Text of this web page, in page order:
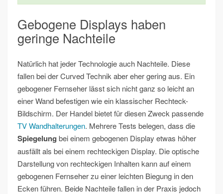
Gebogene Displays haben
geringe Nachteile
Natürlich hat jeder Technologie auch Nachteile. Diese
fallen bei der Curved Technik aber eher gering aus. Ein
gebogener Fernseher lässt sich nicht ganz so leicht an
einer Wand befestigen wie ein klassischer Rechteck-
Bildschirm. Der Handel bietet für diesen Zweck passende
TV Wandhalterungen. Mehrere Tests belegen, dass die
Spiegelung bei einem gebogenen Display etwas höher
ausfällt als bei einem rechteckigen Display. Die optische
Darstellung von rechteckigen Inhalten kann auf einem
gebogenen Fernseher zu einer leichten Biegung in den
Ecken führen. Beide Nachteile fallen in der Praxis jedoch